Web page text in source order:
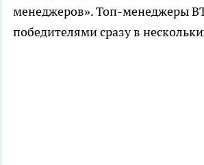
менеджеров». Топ-менеджеры
победителями сразу в